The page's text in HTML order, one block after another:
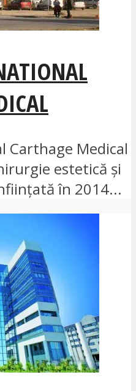
Medical
estetică și
în 2014...